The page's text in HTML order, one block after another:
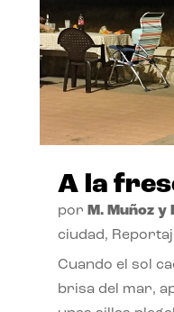
A la
por M. Muñoz y
ciudad,
Cuando el sol
brisa del mar,